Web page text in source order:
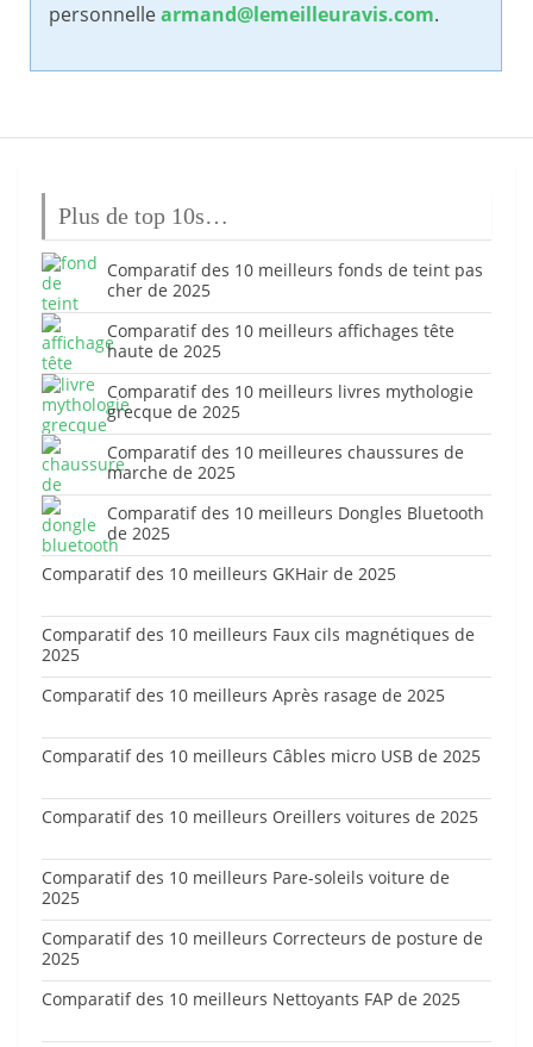
personnellearmand@lemeilleuravis.com.
Plus de top 10s…
Comparatif des 10 meilleurs fonds de teint pas
cher de 2025
Comparatif des 10 meilleurs affichages tête
haute de 2025
Comparatif des 10 meilleurs livres mythologie
grecque de 2025
Comparatif des 10 meilleures chaussures de
marche de 2025
Comparatif des 10 meilleurs Dongles Bluetooth
de 2025
Comparatif des 10 meilleurs GKHair de 2025
Comparatif des 10 meilleurs Faux cils magnétiques de
2025
Comparatif des 10 meilleurs Après rasage de 2025
Comparatif des 10 meilleurs Câbles micro USB de 2025
Comparatif des 10 meilleurs Oreillers voitures de 2025
Comparatif des 10 meilleurs Pare-soleils voiture de
2025
Comparatif des 10 meilleurs Correcteurs de posture de
2025
Comparatif des 10 meilleurs Nettoyants FAP de 2025